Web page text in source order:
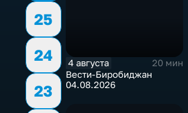
25
24
23
4 августа
20 мин
Вести-Биробиджан
04.08.2026